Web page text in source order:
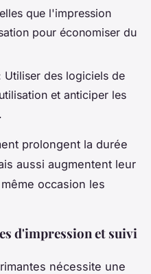
que l'impression
pour économiser du
Utiliser des logiciels de
et anticiper les
prolongent la durée
aussi augmentent leur
occasion les
d'impression et suivi
nécessite une